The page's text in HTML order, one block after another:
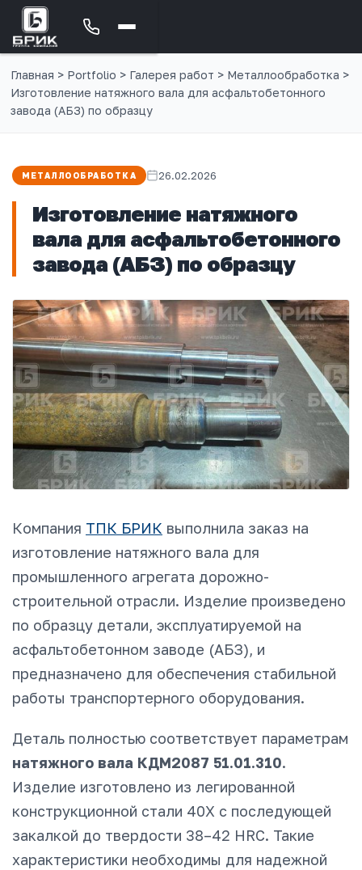
Главная > Portfolio > Галерея работ > Металлообработка >
Изготовление натяжного вала для асфальтобетонного
завода (АБЗ) по образцу
МЕТАЛЛООБРАБОТКА 26.02.2026
Изготовление натяжного
вала для асфальтобетонного
завода (АБЗ) по образцу
Компания ТПК БРИК выполнила заказ на
изготовление натяжного вала для
промышленного агрегата дорожно-
строительной отрасли. Изделие произведено
по образцу детали, эксплуатируемой на
асфальтобетонном заводе (АБЗ), и
предназначено для обеспечения стабильной
работы транспортерного оборудования.
Деталь полностью соответствует параметрам
натяжного вала КДМ2087 51.01.310.
Изделие изготовлено из легированной
конструкционной стали 40Х с последующей
закалкой до твердости 38–42 HRC. Такие
характеристики необходимы для надежной